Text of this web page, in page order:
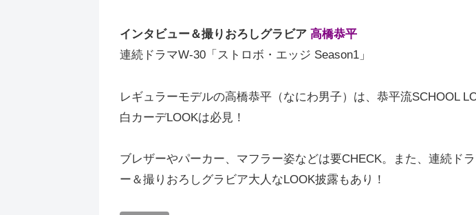
インタビュー＆撮りおろしグラビア 高橋恭平
連続ドラマW-30「ストロボ・エッジ Season1」
レギュラーモデルの高橋恭平（なにわ男子）は、恭平流SCHOOL
白カーデLOOKは必見！
ブレザーやパーカー、マフラー姿などは要CHECK。また、連続ド
ー＆撮りおろしグラビア大人なLOOK披露もあり！